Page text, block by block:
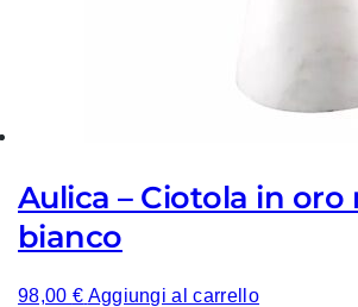
Aulica – Ciotola in oro
bianco
98,00 € Aggiungi al carrello